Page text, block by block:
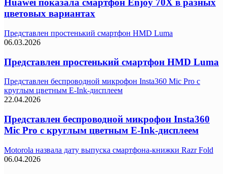
Huawei показала смартфон Enjoy 70X в разных
цветовых вариантах
Представлен простенький смартфон HMD Luma
06.03.2026
Представлен простенький смартфон HMD Luma
Представлен беспроводной микрофон Insta360 Mic Pro с
круглым цветным E-Ink-дисплеем
22.04.2026
Представлен беспроводной микрофон Insta360
Mic Pro с круглым цветным E-Ink-дисплеем
Motorola назвала дату выпуска смартфона-книжки Razr Fold
06.04.2026